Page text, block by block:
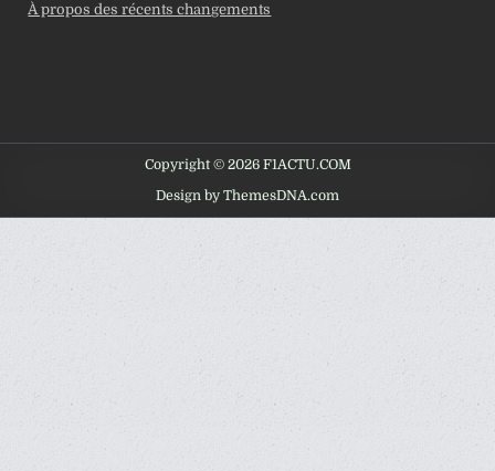
À propos des récents changements
Copyright © 2026 F1ACTU.COM
Design by ThemesDNA.com